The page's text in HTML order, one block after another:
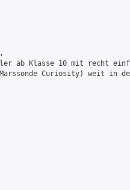
ab Klasse 10 mit recht
Curiosity) weit